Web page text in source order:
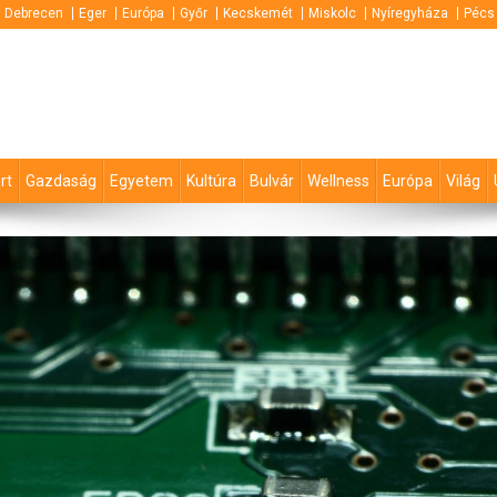
Debrecen Eger Európa Győr Kecskemét Miskolc Nyíregyháza Pécs
Gazdaság Egyetem Kultúra Bulvár Wellness Európa Világ